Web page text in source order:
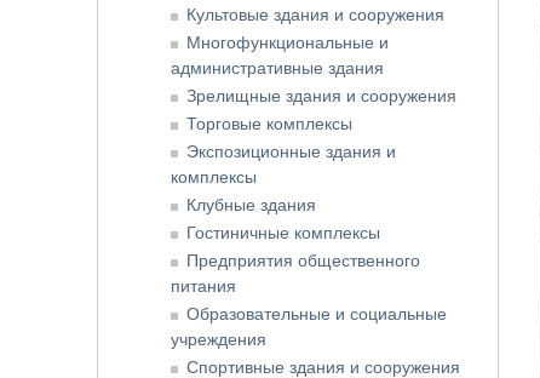
Культовые здания и сооружения
Многофункциональные и
административные здания
Зрелищные здания и сооружения
Торговые комплексы
Экспозиционные здания и
комплексы
Клубные здания
Гостиничные комплексы
Предприятия общественного
питания
Образовательные и социальные
учреждения
Спортивные здания и сооружения